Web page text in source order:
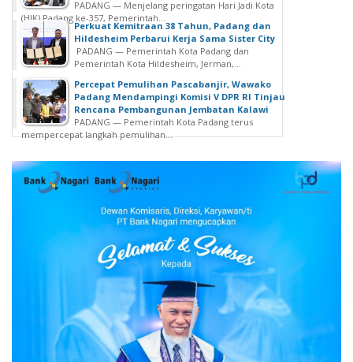
PADANG — Menjelang peringatan Hari Jadi Kota
(HJK) Padang ke-357, Pemerintah...
Perkuat Kemitraan 38 Tahun, Padang dan
Hildesheim Perbarui Kerja Sama Sister City
PADANG — Pemerintah Kota Padang dan
Pemerintah Kota Hildesheim, Jerman,...
Percepat Pemulihan Pascabanjir, Wawako
Padang Mendampingi Komisi V DPR RI Tinjau
Rencana Pembangunan Jembatan Kalawi
PADANG — Pemerintah Kota Padang terus
mempercepat langkah pemulihan...